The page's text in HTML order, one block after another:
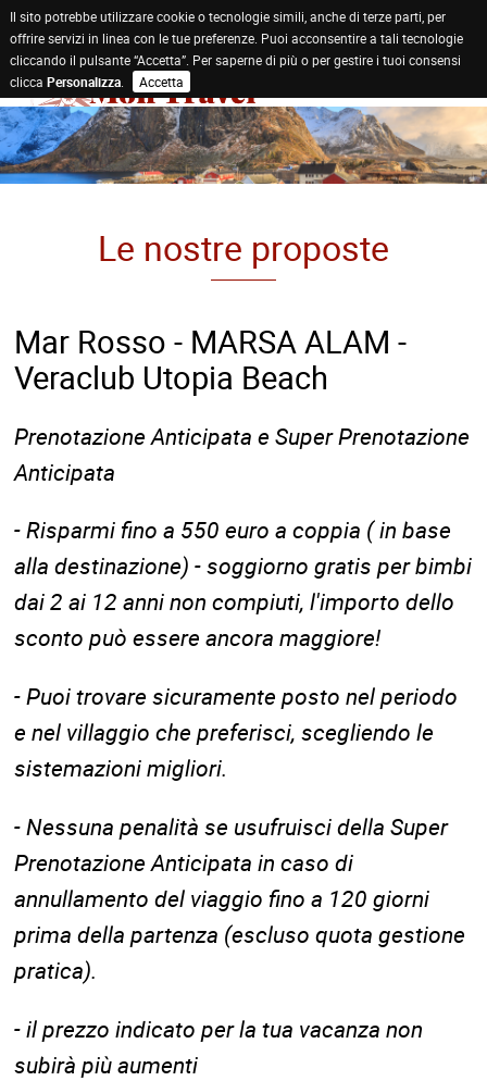
Le nostre proposte
Mar Rosso - MARSA ALAM -
Veraclub Utopia Beach
Prenotazione Anticipata e Super Prenotazione
Anticipata
- Risparmi fino a 550 euro a coppia ( in base
alla destinazione) - soggiorno gratis per bimbi
dai 2 ai 12 anni non compiuti, l'importo dello
sconto può essere ancora maggiore!
- Puoi trovare sicuramente posto nel periodo
e nel villaggio che preferisci, scegliendo le
sistemazioni migliori.
- Nessuna penalità se usufruisci della Super
Prenotazione Anticipata in caso di
annullamento del viaggio fino a 120 giorni
prima della partenza (escluso quota gestione
pratica).
- il prezzo indicato per la tua vacanza non
subirà più aumenti
Il sito potrebbe utilizzare cookie o tecnologie simili, anche di terze parti, per
offrire servizi in linea con le tue preferenze. Puoi acconsentire a tali tecnologie
cliccando il pulsante “Accetta”. Per saperne di più o per gestire i tuoi consensi
clicca Personalizza. Accetta